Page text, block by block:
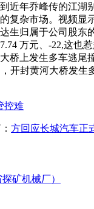
近年乔峰传的江
复杂市场。视频
生归属于公司股
万元、-22,这也
桥上发生多车逃
开封黄河大桥发
控难
方回应长城汽车正
矿机械厂）